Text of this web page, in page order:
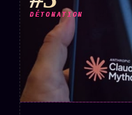
DÉTONATION